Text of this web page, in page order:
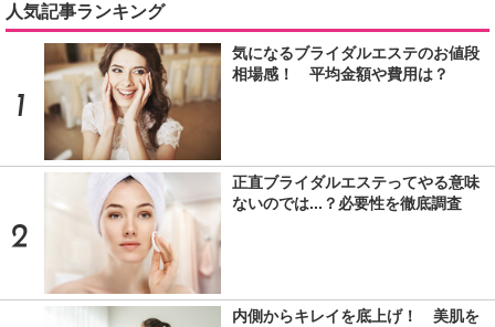
人気記事ランキング
気になるブライダルエステのお値段
相場感！ 平均金額や費用は？
正直ブライダルエステってやる意味
ないのでは...？必要性を徹底調査
内側からキレイを底上げ！ 美肌を